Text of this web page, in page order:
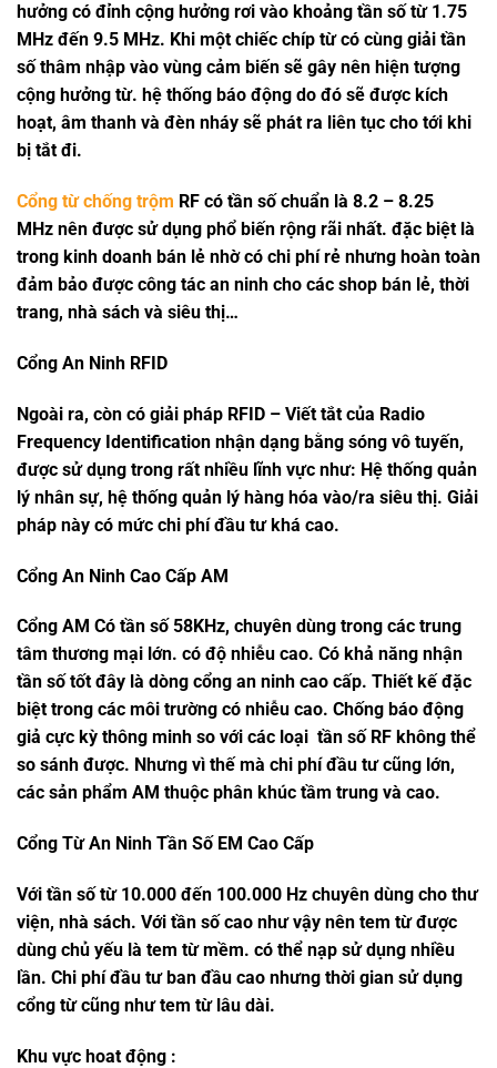
hưởng có đỉnh cộng hưởng rơi vào khoảng tần số từ 1.75
MHz đến 9.5 MHz. Khi một chiếc chíp từ có cùng giải tần
số thâm nhập vào vùng cảm biến sẽ gây nên hiện tượng
cộng hưởng từ. hệ thống báo động do đó sẽ được kích
hoạt, âm thanh và đèn nháy sẽ phát ra liên tục cho tới khi
bị tắt đi.
Cổng từ chống trộm RF có tần số chuẩn là 8.2 – 8.25
MHz nên được sử dụng phổ biến rộng rãi nhất. đặc biệt là
trong kinh doanh bán lẻ nhờ có chi phí rẻ nhưng hoàn toàn
đảm bảo được công tác an ninh cho các shop bán lẻ, thời
trang, nhà sách và siêu thị…
Cổng An Ninh RFID
Ngoài ra, còn có giải pháp RFID – Viết tắt của Radio
Frequency Identification nhận dạng bằng sóng vô tuyến,
được sử dụng trong rất nhiều lĩnh vực như: Hệ thống quản
lý nhân sự, hệ thống quản lý hàng hóa vào/ra siêu thị. Giải
pháp này có mức chi phí đầu tư khá cao.
Cổng An Ninh Cao Cấp AM
Cổng AM Có tần số 58KHz, chuyên dùng trong các trung
tâm thương mại lớn. có độ nhiễu cao. Có khả năng nhận
tần số tốt đây là dòng cổng an ninh cao cấp. Thiết kế đặc
biệt trong các môi trường có nhiễu cao. Chống báo động
giả cực kỳ thông minh so với các loại tần số RF không thể
so sánh được. Nhưng vì thế mà chi phí đầu tư cũng lớn,
các sản phẩm AM thuộc phân khúc tầm trung và cao.
Cổng Từ An Ninh Tần Số EM Cao Cấp
Với tần số từ 10.000 đến 100.000 Hz chuyên dùng cho thư
viện, nhà sách. Với tần số cao như vậy nên tem từ được
dùng chủ yếu là tem từ mềm. có thể nạp sử dụng nhiều
lần. Chi phí đầu tư ban đầu cao nhưng thời gian sử dụng
cổng từ cũng như tem từ lâu dài.
Khu vực hoat động :